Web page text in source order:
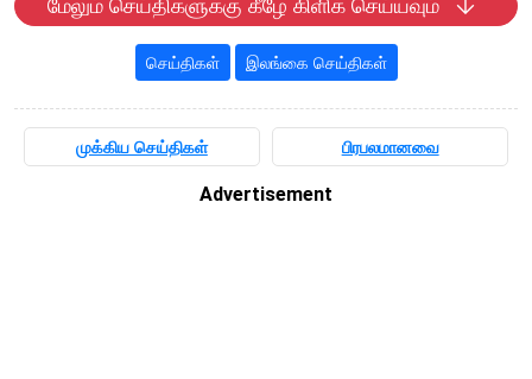
மேலும் செய்திகளுக்கு கீழே கிளிக் செய்யவும்
செய்திகள் இலங்கை செய்திகள்
முக்கிய செய்திகள் பிரபலமானவை
Advertisement